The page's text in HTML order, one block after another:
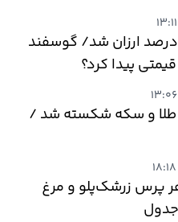
دام زنده ۳۰ درصد ارزان شد/ گوسفند
پیدا کرد؟
و سکه شکسته شد /
پرس زرشک‌پلو و مرغ